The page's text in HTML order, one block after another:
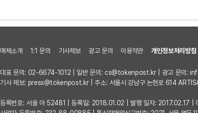
매체소개 1:1 문의 기사제보 광고 문의 이용약관 개인정보처리방침
대표 문의: 02-6674-1012 | 일반 문의: cs@tokenpost.kr| 광고 문의:
기사 제보: press@tokenpost.kr| 주소: 서울시 강남구 논현로 614
등록번호: 서울 아 52481 | 등록일: 2018.01.02 | 발행 일자: 2017.02.17 |